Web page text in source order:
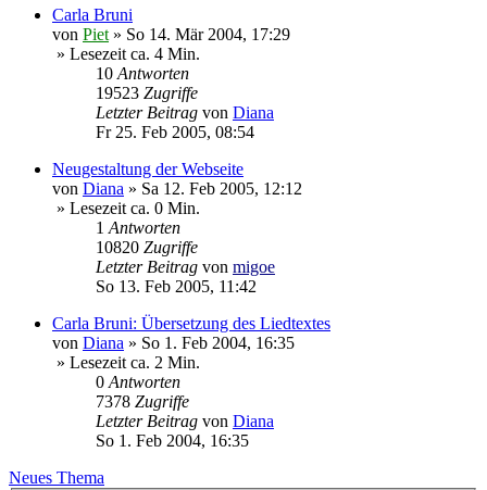
Carla Bruni
von Piet» So 14. Mär 2004, 17:29
» Lesezeit ca. 4 Min.
10Antworten
19523 Zugriffe
Letzter Beitrag von Diana
Fr 25. Feb 2005, 08:54
Neugestaltung der Webseite
von Diana » Sa 12. Feb 2005, 12:12
» Lesezeit ca. 0 Min.
1Antworten
10820 Zugriffe
Letzter Beitrag von migoe
So 13. Feb 2005, 11:42
Carla Bruni: Übersetzung des Liedtextes
von Diana » So 1. Feb 2004, 16:35
» Lesezeit ca. 2 Min.
0Antworten
7378 Zugriffe
Letzter Beitrag von Diana
So 1. Feb 2004, 16:35
Neues Thema